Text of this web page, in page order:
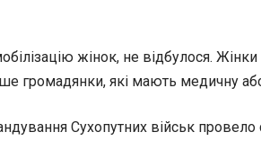
жінок, не відбулося.
громадянки, які мають медичну
Сухопутних військ